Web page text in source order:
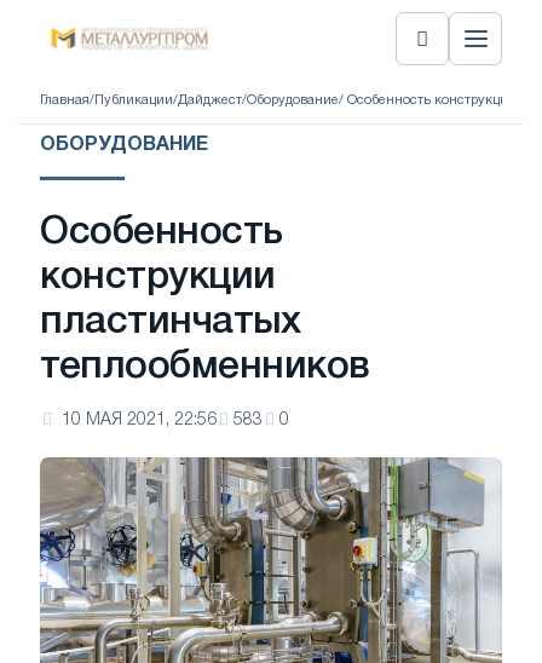
Главная/ Публикации/Дайджест/Оборудование/ Особенность конструкции
ОБОРУДОВАНИЕ
Особенность
конструкции
пластинчатых
теплообменников
10 МАЯ 2021, 22:56 583 0